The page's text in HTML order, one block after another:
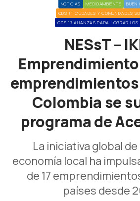
NOTICIAS MEDIOAMBIENTE
BUEN
ODS 11 CIUDADES Y COMUNIDADES
ODS 17 ALIANZAS PARA LOGRAR LOS
NESsT –
Colombia se
programa de
La iniciativa global
economía local ha
de 17
países desde